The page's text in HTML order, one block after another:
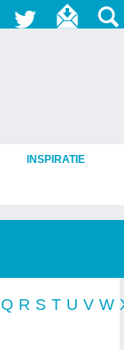
INSPIRATIE
Q R S T U V W